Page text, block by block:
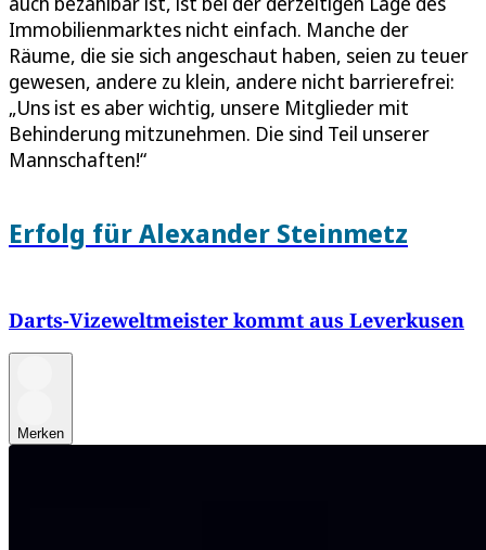
Immobilienmarktes nicht einfach. Manche der
Räume, die sie sich angeschaut haben, seien zu teuer
gewesen, andere zu klein, andere nicht barrierefrei:
„Uns ist es aber wichtig, unsere Mitglieder mit
Behinderung mitzunehmen. Die sind Teil unserer
Mannschaften!“
Erfolg für Alexander Steinmetz
Darts-Vizeweltmeister kommt aus Leverkusen
Merken